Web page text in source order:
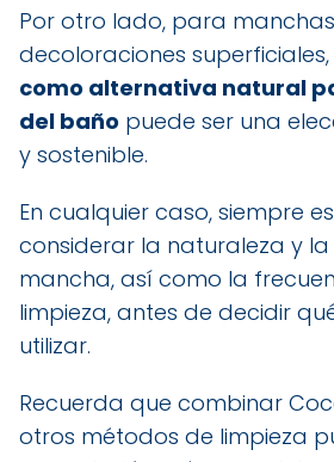
Por otro lado, para
decoloraciones superficiales,
como alternativa natural
del baño puede ser una
y sostenible.
En cualquier caso, siempre
considerar la naturaleza y
mancha, así como la
limpieza, antes de decidir
utilizar.
Recuerda que combinar
otros métodos de limpieza